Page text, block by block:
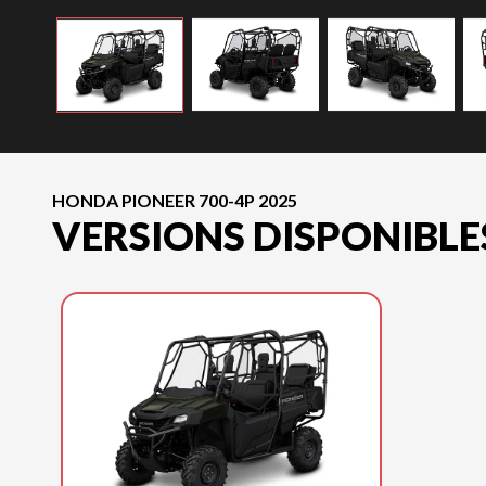
HONDA PIONEER 700-4P 2025
VERSIONS